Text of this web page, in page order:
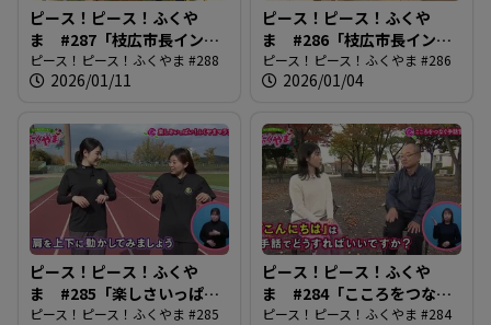
ピース！ピース！ふくや
ま #287「枝広市長インタ
ビュー後編」
ピース！ピース！ふくやま #288
2026/01/11
ピース！ピース！ふくや
ま #286「枝広市長インタ
ビュー前編」
ピース！ピース！ふくやま #286
2026/01/04
ピース！ピース！ふくや
ま #285「楽しさいっぱ
い！ふくやまマラソン」
ピース！ピース！ふくやま #285
ピース！ピース！ふくや
ま #284「こころをつなぐ
手話言語」
ピース！ピース！ふくやま #284